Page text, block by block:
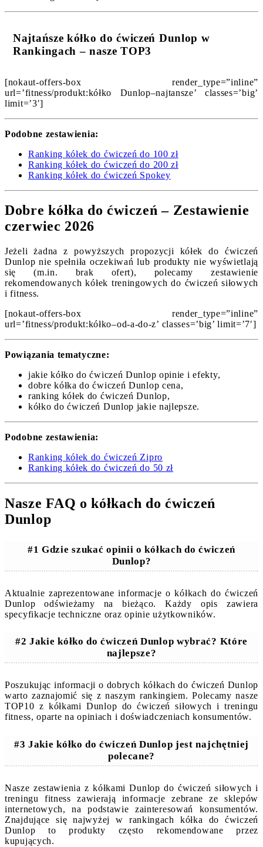
Najtańsze kółko do ćwiczeń Dunlop w
Rankingach – nasze TOP3
[nokaut-offers-box render_type=”inline”
url=’fitness/produkt:kółko Dunlop–najtansze’ classes=’big’
limit=’3′]
Podobne zestawienia:
Ranking kółek do ćwiczeń do 100 zł
Ranking kółek do ćwiczeń do 200 zł
Ranking kółek do ćwiczeń Spokey
Dobre kółka do ćwiczeń – Zestawienie
czerwiec 2026
Jeżeli żadna z powyższych propozycji kółek do ćwiczeń
Dunlop nie spełniła oczekiwań lub produkty nie wyświetlają
się (m.in. brak ofert), polecamy zestawienie
rekomendowanych kółek treningowych do ćwiczeń siłowych
i fitness.
[nokaut-offers-box render_type=”inline”
url=’fitness/produkt:kółko–od-a-do-z’ classes=’big’ limit=’7′]
Powiązania tematyczne:
jakie kółko do ćwiczeń Dunlop opinie i efekty,
dobre kółka do ćwiczeń Dunlop cena,
ranking kółek do ćwiczeń Dunlop,
kółko do ćwiczeń Dunlop jakie najlepsze.
Podobne zestawienia:
Ranking kółek do ćwiczeń Zipro
Ranking kółek do ćwiczeń do 50 zł
Nasze FAQ o kółkach do ćwiczeń
Dunlop
#1 Gdzie szukać opinii o kółkach do ćwiczeń
Dunlop?
Aktualnie zaprezentowane informacje o kółkach do ćwiczeń
Dunlop odświeżamy na bieżąco. Każdy opis zawiera
specyfikacje techniczne oraz opinie użytkowników.
#2 Jakie kółko do ćwiczeń Dunlop wybrać? Które
najlepsze?
Poszukując informacji o dobrych kółkach do ćwiczeń Dunlop
warto zaznajomić się z naszym rankingiem. Polecamy nasze
TOP10 z kółkami Dunlop do ćwiczeń siłowych i treningu
fitness, oparte na opiniach i doświadczeniach konsumentów.
#3 Jakie kółko do ćwiczeń Dunlop jest najchętniej
polecane?
Nasze zestawienia z kółkami Dunlop do ćwiczeń siłowych i
treningu fitness zawierają informacje zebrane ze sklepów
internetowych, na podstawie zainteresowań konsumentów.
Znajdujące się najwyżej w rankingach kółka do ćwiczeń
Dunlop to produkty często rekomendowane przez
kupujących.